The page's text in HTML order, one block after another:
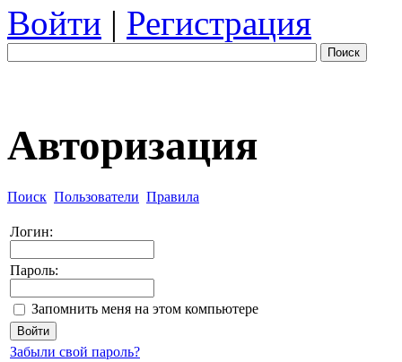
Войти | Регистрация
Поиск
Авторизация
Поиск Пользователи Правила
Логин:
Пароль:
Запомнить меня на этом компьютере
Забыли свой пароль?